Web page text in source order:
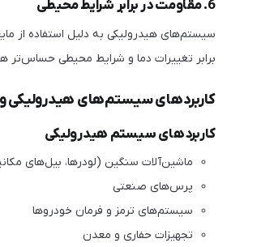
6. مقاومت در برابر شرایط محیطی
سیستم‌های هیدرولیکی به دلیل استفاده از
برابر تغییرات دما و شرایط محیطی حساس‌تر
کاربردهای سیستم‌های هیدرولیکی و
کاربردهای سیستم هیدرولیکی
ماشین‌آلات سنگین (لودرها، بیل‌های
پرس‌های صنعتی
سیستم‌های ترمز و فرمان خودروها
تجهیزات حفاری و معدن